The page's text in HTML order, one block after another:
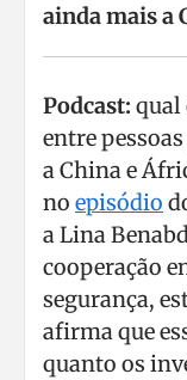
ainda mais a
Podcast: qual
entre
a China e
no episódio
a Lina
cooperação
segurança,
afirma que
quanto os